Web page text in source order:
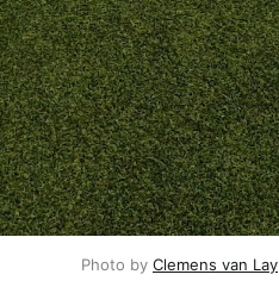
Photo by Clemens van Lay